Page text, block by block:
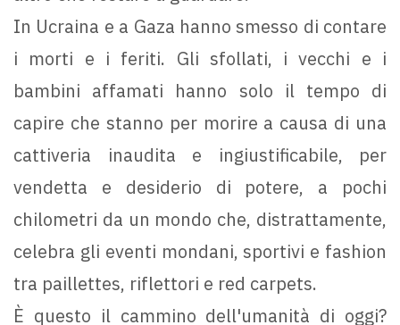
In Ucraina e a Gaza hanno smesso di contare
i morti e i feriti. Gli sfollati, i vecchi e i
bambini affamati hanno solo il tempo di
capire che stanno per morire a causa di una
cattiveria inaudita e ingiustificabile, per
vendetta e desiderio di potere, a pochi
chilometri da un mondo che, distrattamente,
celebra gli eventi mondani, sportivi e fashion
tra paillettes, riflettori e red carpets.
È questo il cammino dell'umanità di oggi?